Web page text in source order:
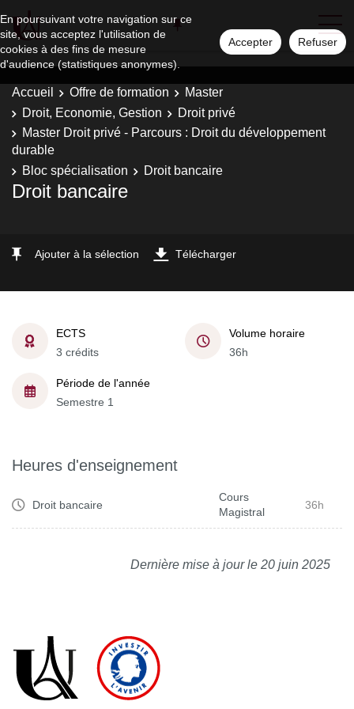
En poursuivant votre navigation sur ce
site, vous acceptez l'utilisation de
cookies à des fins de mesure
d'audience (statistiques anonymes).
Accepter Refuser
Accueil Offre de formation
Master
Droit, Economie, Gestion
Droit privé
Master Droit privé - Parcours : Droit du développement
durable
Bloc spécialisation
Droit bancaire
Droit bancaire
Ajouter à la sélection Télécharger
ECTS
3 crédits
Volume horaire
36h
Période de l'année
Semestre 1
Heures d'enseignement
Droit bancaire
Cours
Magistral
36h
Dernière mise à jour le 20 juin 2025